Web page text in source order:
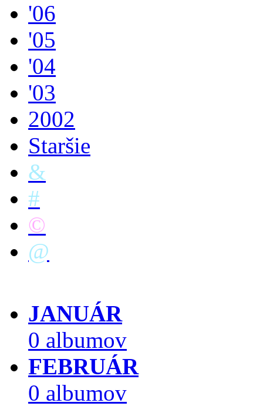
'06
'05
'04
'03
2002
Staršie
&
#
©
@
JANUÁR
0 albumov
FEBRUÁR
0 albumov